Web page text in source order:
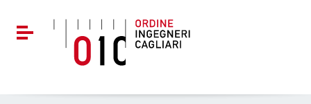
Vai al menu di navigazione
Vai al footer
Attiva / disattiva la navigazione